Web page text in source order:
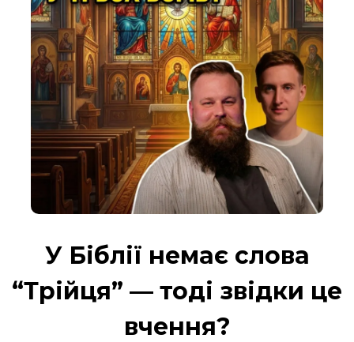
У Біблії немає слова
“Трійця” — тоді звідки це
вчення?